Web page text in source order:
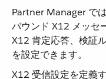
Partner Manager で
バウンド X12 メッセ
X12 肯定応答、検証
を設定できます。
X12 受信設定を定義